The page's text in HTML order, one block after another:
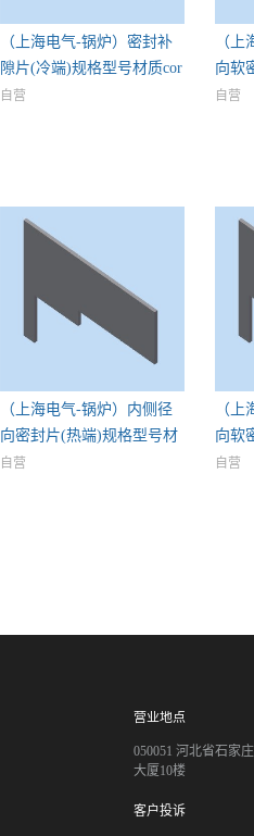
（上海电气-锅炉）密封补
隙片(冷端)规格型号材质cor
自营
（
向软
自营
（上海电气-锅炉）内侧径
向密封片(热端)规格型号材
自营
（
向软
自营
营业地点
050051 河北省石家
大厦10楼
客户投诉